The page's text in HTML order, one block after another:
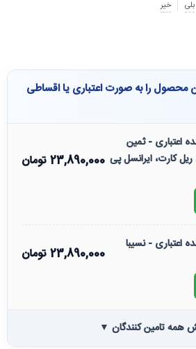
بلی خیر
محصول را به صورت اعتباری یا اقساطی
اعتباری - ثمین
ریل کارت، ایرانسل پی 23,890,000تومان
اعتباری - نسیبا
23,890,000تومان
همه تامین کنندگان ▼